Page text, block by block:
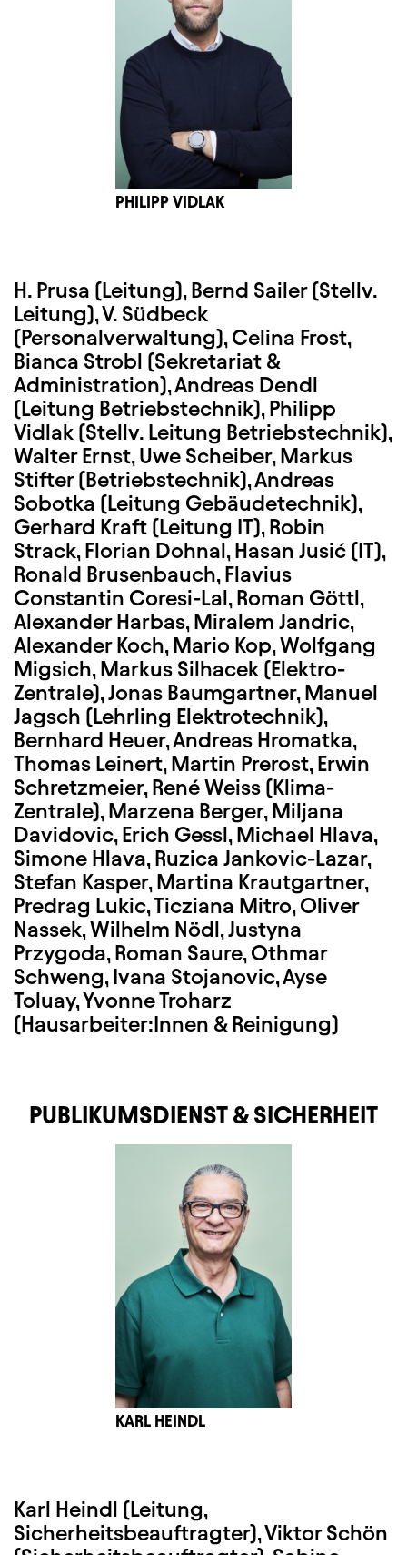
PHILIPP VIDLAK
H. Prusa (Leitung), Bernd Sailer (Stellv.
Leitung), V. Südbeck
(Personalverwaltung), Celina Frost,
Bianca Strobl (Sekretariat &
Administration), Andreas Dendl
(Leitung Betriebstechnik), Philipp
Vidlak (Stellv. Leitung Betriebstechnik),
Walter Ernst, Uwe Scheiber, Markus
Stifter (Betriebstechnik), Andreas
Sobotka (Leitung Gebäudetechnik),
Gerhard Kraft (Leitung IT), Robin
Strack, Florian Dohnal, Hasan Jusić (IT),
Ronald Brusenbauch, Flavius
Constantin Coresi-Lal, Roman Göttl,
Alexander Harbas, Miralem Jandric,
Alexander Koch, Mario Kop, Wolfgang
Migsich, Markus Silhacek (Elektro-
Zentrale), Jonas Baumgartner, Manuel
Jagsch (Lehrling Elektrotechnik),
Bernhard Heuer, Andreas Hromatka,
Thomas Leinert, Martin Prerost, Erwin
Schretzmeier, René Weiss (Klima-
Zentrale), Marzena Berger, Miljana
Davidovic, Erich Gessl, Michael Hlava,
Simone Hlava, Ruzica Jankovic-Lazar,
Stefan Kasper, Martina Krautgartner,
Predrag Lukic, Ticziana Mitro, Oliver
Nassek, Wilhelm Nödl, Justyna
Przygoda, Roman Saure, Othmar
Schweng, Ivana Stojanovic, Ayse
Toluay, Yvonne Troharz
(Hausarbeiter:Innen & Reinigung)
PUBLIKUMSDIENST & SICHERHEIT
KARL HEINDL
Karl Heindl (Leitung,
Sicherheitsbeauftragter), Viktor Schön